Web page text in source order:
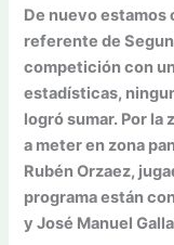
De nuevo
referente de
competición con
estadísticas,
logró sumar. Por la
a meter en zona
Rubén Orzaez,
programa están
y José Manuel